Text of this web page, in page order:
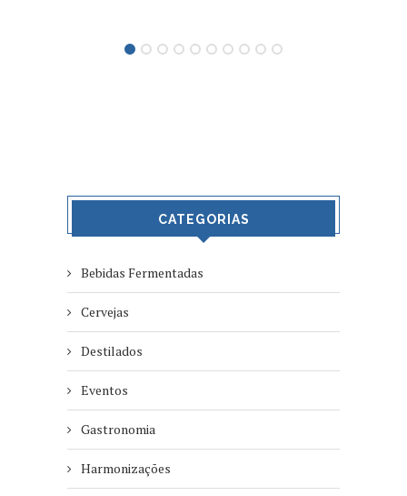
CATEGORIAS
Bebidas Fermentadas
Cervejas
Destilados
Eventos
Gastronomia
Harmonizações